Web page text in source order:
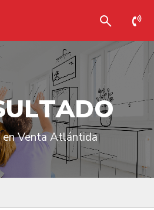
ULTADO
Venta Atlántida